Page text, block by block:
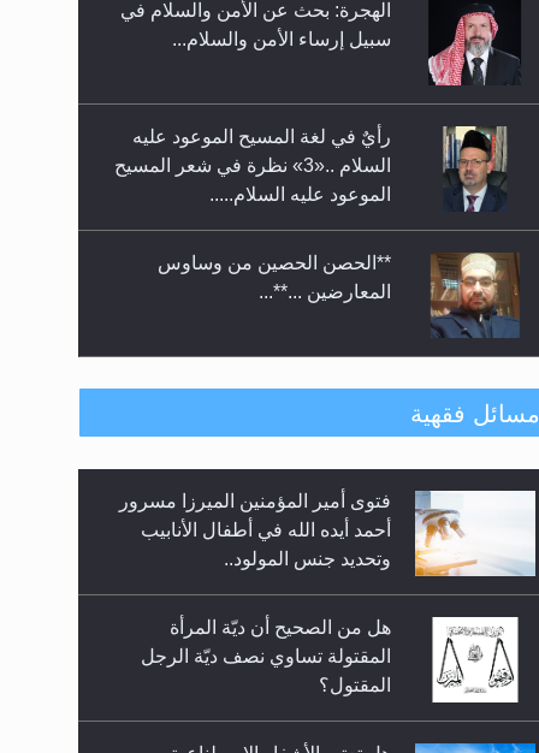
حفل توزيع الشهادات في الجامعة
الأحمدية بنيجيريا لعام 2025
سبيل إرساء الأمن والسلام...
السلام ..«3» نظرة في شعر المسيح
الموعود عليه السلام.....
المعارضين ...**...
رأيٌ في لغة المسيح الموعود عليه
السلام.. 4...
مسائل فقهية
فتوى أمير المؤمنين الميرزا مسرور
أحمد أيده الله في أطفال الأنابيب
وتحديد جنس المولود..
هل من الصحيح أن ديّة المرأة
المقتولة تساوي نصف ديّة الرجل
المقتول؟